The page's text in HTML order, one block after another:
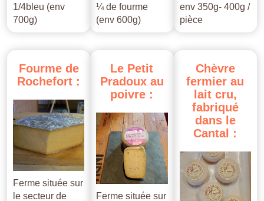
1/4bleu (env
700g)
¼ de fourme
(env 600g)
env 350g- 400g /
pièce
Fourme de
Rochefort :
Ferme située sur
le secteur de
Le Petit
Pradoux au
poivre :
Ferme située sur
Chèvre
fermier au
lait cru,
fabriqué
dans le
Cantal :